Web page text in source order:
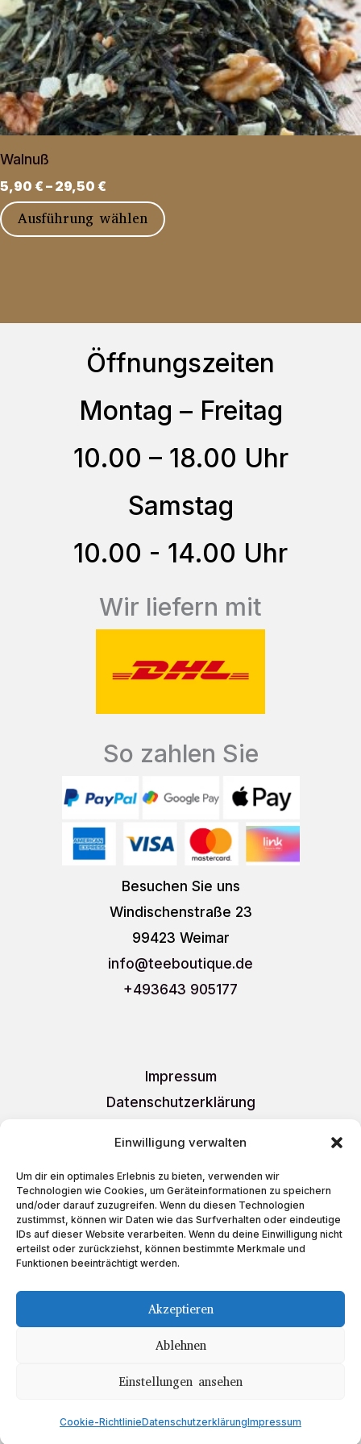
Einwilligung verwalten
Um dir ein optimales Erlebnis zu bieten, verwenden wir
Technologien wie Cookies, um Geräteinformationen zu speichern
und/oder darauf zuzugreifen. Wenn du diesen Technologien
zustimmst, können wir Daten wie das Surfverhalten oder eindeutige
IDs auf dieser Website verarbeiten. Wenn du deine Einwilligung nicht
erteilst oder zurückziehst, können bestimmte Merkmale und
Funktionen beeinträchtigt werden.
Akzeptieren
Ablehnen
Einstellungen ansehen
Cookie-RichtlinieDatenschutzerklärungImpressum
Walnuß
5,90 € – 29,50 €
Ausführung wählen
Dieses
Die
können
auf
der
Produktseite
werden
Öffnungszeiten
Montag – Freitag
10.00 – 18.00 Uhr
Samstag
10.00 - 14.00 Uhr
Wir liefern mit
So zahlen Sie
Besuchen Sie uns
Windischenstraße 23
99423 Weimar
info@teeboutique.de
+493643 905177
Impressum
Datenschutzerklärung
Liefer- und Versandkosten
Cookie-Richtlinie (EU)
Schreiben Sie uns
auf